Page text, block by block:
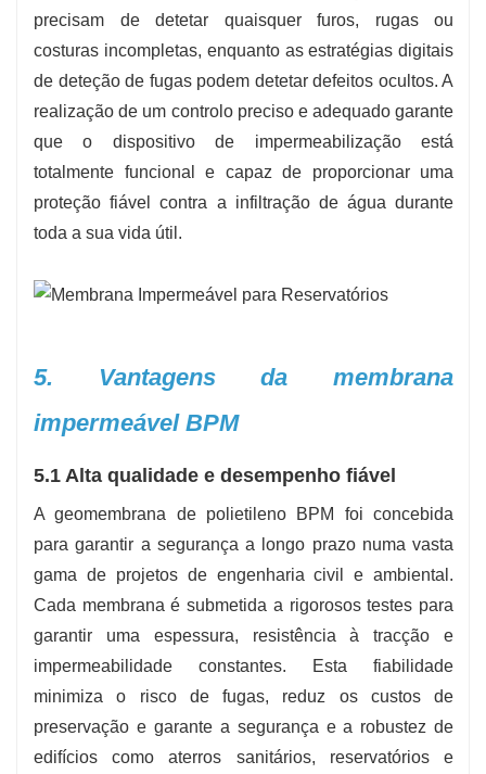
precisam de detetar quaisquer furos, rugas ou
costuras incompletas, enquanto as estratégias digitais
de deteção de fugas podem detetar defeitos ocultos. A
realização de um controlo preciso e adequado garante
que o dispositivo de impermeabilização está
totalmente funcional e capaz de proporcionar uma
proteção fiável contra a infiltração de água durante
toda a sua vida útil.
5. Vantagens da membrana
impermeável BPM
5.1 Alta qualidade e desempenho fiável
A geomembrana de polietileno BPM foi concebida
para garantir a segurança a longo prazo numa vasta
gama de projetos de engenharia civil e ambiental.
Cada membrana é submetida a rigorosos testes para
garantir uma espessura, resistência à tracção e
impermeabilidade constantes. Esta fiabilidade
minimiza o risco de fugas, reduz os custos de
preservação e garante a segurança e a robustez de
edifícios como aterros sanitários, reservatórios e